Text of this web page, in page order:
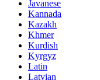
Javanese
Kannada
Kazakh
Khmer
Kurdish
Kyrgyz
Latin
Latvian